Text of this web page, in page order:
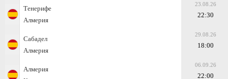
Тенерифе
Алмерия
23.08.26
22:30
Сабадел
Алмерия
29.08.26
18:00
Алмерия
06.09.26
22:00